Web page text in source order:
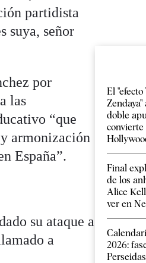
partidista
suya, señor
por
las
“que
armonización
España”.
su ataque a
a
El
doble
convierte
Final
de los
Alice
ver en
2026:
Perseidas